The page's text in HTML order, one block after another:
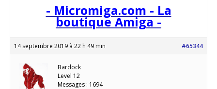
- Micromiga.com - La
boutique Amiga -
14 septembre 2019 à 22 h 49 min #65344
Bardock
Level 12
Messages : 1694